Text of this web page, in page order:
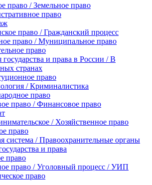
право / Земельное право
право
право / Гражданский процесс
право / Муниципальное право
право
государства и права в России / В
странах
право
/ Криминалистика
право
право / Финансовое право
/ Хозяйственное право
право
система / Правоохранительные органы
и права
право
право / Уголовный процесс / УИП
право